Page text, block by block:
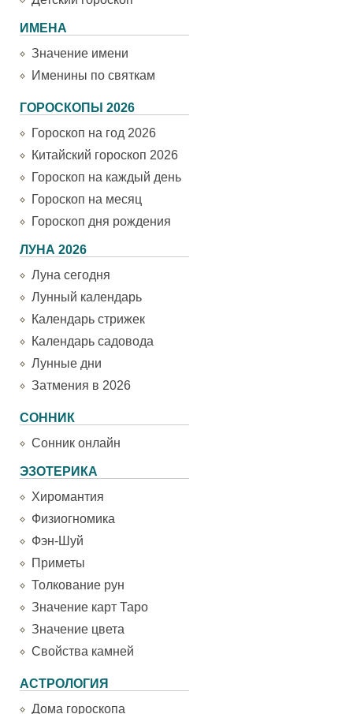
ИМЕНА
Значение имени
Именины по святкам
ГОРОСКОПЫ 2026
Гороскоп на год 2026
Китайский гороскоп 2026
Гороскоп на каждый день
Гороскоп на месяц
Гороскоп дня рождения
ЛУНА 2026
Луна сегодня
Лунный календарь
Календарь стрижек
Календарь садовода
Лунные дни
Затмения в 2026
СОННИК
Сонник онлайн
ЭЗОТЕРИКА
Хиромантия
Физиогномика
Фэн-Шуй
Приметы
Толкование рун
Значение карт Таро
Значение цвета
Свойства камней
АСТРОЛОГИЯ
Дома гороскопа